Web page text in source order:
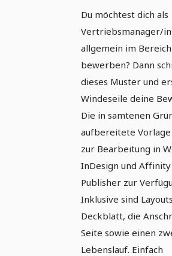
(m/w/d) in
Du möchtest dich als
Vertriebsmanager/
allgemein im
bewerben? Dann
dieses Muster und
Windeseile deine
Die in samtenen
aufbereitete
zur Bearbeitung in
InDesign und Affinity
Publisher zur
Inklusive sind
Deckblatt, die
Seite sowie einen
Lebenslauf. Einfach